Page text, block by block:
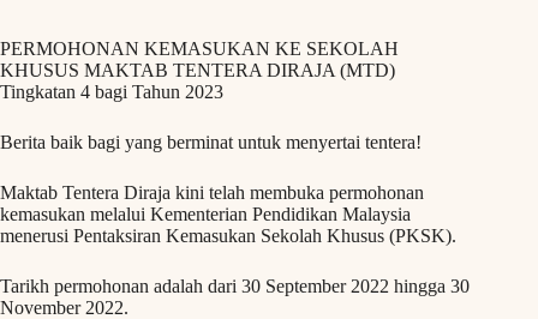
PERMOHONAN KEMASUKAN KE SEKOLAH
KHUSUS MAKTAB TENTERA DIRAJA (MTD)
Tingkatan 4 bagi Tahun 2023
Berita baik bagi yang berminat untuk menyertai tentera!
Maktab Tentera Diraja kini telah membuka permohonan
kemasukan melalui Kementerian Pendidikan Malaysia
menerusi Pentaksiran Kemasukan Sekolah Khusus (PKSK).
Tarikh permohonan adalah dari 30 September 2022 hingga 30
November 2022.